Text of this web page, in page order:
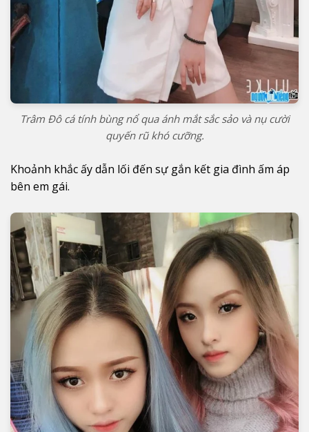
Trâm Đô cá tính bùng nổ qua ánh mắt sắc sảo và nụ cười
quyến rũ khó cưỡng.
Khoảnh khắc ấy dẫn lối đến sự gắn kết gia đình ấm áp
bên em gái.